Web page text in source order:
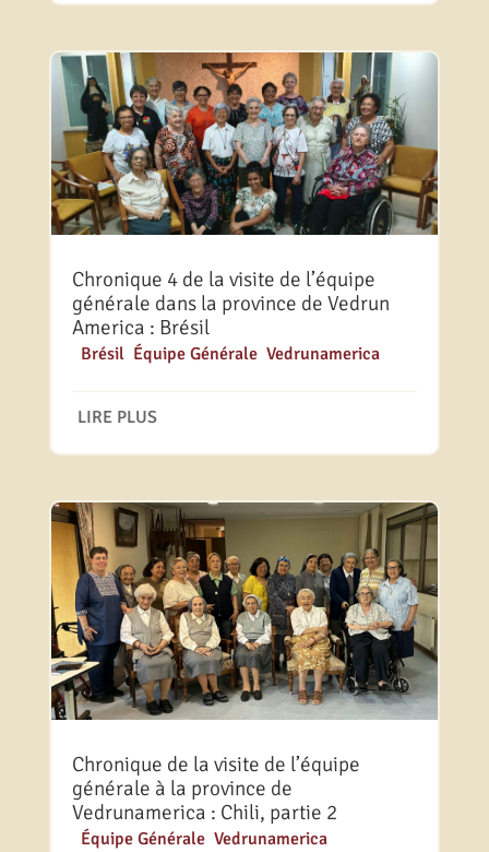
Chronique 4 de la visite de l’équipe
générale dans la province de Vedrun
America : Brésil
Brésil, Équipe Générale, Vedrunamerica
LIRE PLUS
Chronique de la visite de l’équipe
générale à la province de
Vedrunamerica : Chili, partie 2
Équipe Générale, Vedrunamerica